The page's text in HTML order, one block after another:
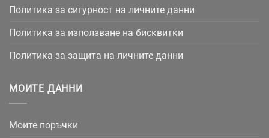
Политика за сигурност на личните данни
Политика за използване на бисквитки
Политика за защита на личните данни
МОИТЕ ДАННИ
Моите поръчки